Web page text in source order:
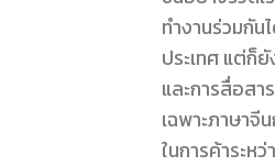
ทำงานร่วมกัน
ประเทศ แต่ก็
และการสื่อสา
เฉพาะภาษาจี
ในการค้าระห